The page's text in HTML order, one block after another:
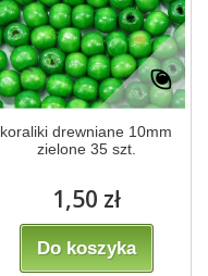
koraliki drewniane 10mm
zielone 35 szt.
1,50 zł
Do koszyka